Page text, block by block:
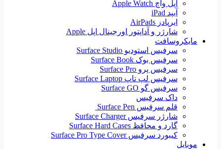
اپل واچ Apple Watch
آیپد iPad
ایرپادز AirPads
شارژر و آداپتور اورجینال اپل Apple
مایکروسافت
سرفیس استودیو Surface Studio
سرفیس بوک Surface Book
سرفیس پرو Surface Pro
سرفیس لپ تاپ Surface Laptop
سرفیس گو Surface GO
داک سرفیس
قلم سرفیس Surface Pen
شارژر سرفیس Surface Charger
گارد و محافظ Surface Hard Cases
کیبورد سرفیس Surface Pro Type Cover
موبایل